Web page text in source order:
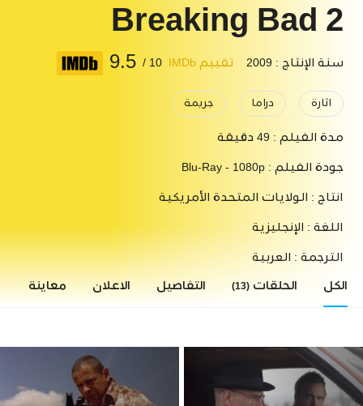
Breaking Bad 2
سنة الإنتاج : 2009 تقييم IMDb 10 /
9.5
اثارة دراما جريمة
مدة الفيلم : 49 دقيقة
جودة الفيلم : Blu-Ray - 1080p
انتاج : الولايات المتحدة الأمريكية
اللغة : الإنجليزية
الترجمة : العربية
الكل الحلقات (13) التفاصيل الاعلان معاينة